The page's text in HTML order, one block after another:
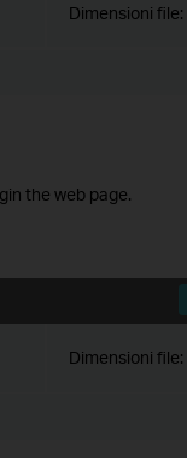
Dimensioni file:
the web page.
Dimensioni file: